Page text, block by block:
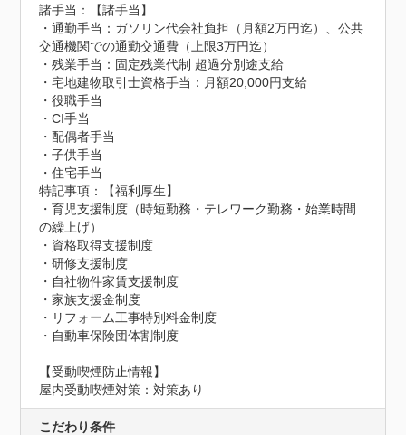
諸手当：【諸手当】
・通勤手当：ガソリン代会社負担（月額2万円迄）、公共
交通機関での通勤交通費（上限3万円迄）
・残業手当：固定残業代制 超過分別途支給
・宅地建物取引士資格手当：月額20,000円支給
・役職手当
・CI手当
・配偶者手当
・子供手当
・住宅手当
特記事項：【福利厚生】
・育児支援制度（時短勤務・テレワーク勤務・始業時間
の繰上げ）
・資格取得支援制度
・研修支援制度
・自社物件家賃支援制度
・家族支援金制度
・リフォーム工事特別料金制度
・自動車保険団体割制度
【受動喫煙防止情報】
屋内受動喫煙対策：対策あり
こだわり条件